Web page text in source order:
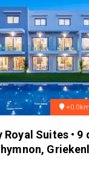
Royal Suites • 9